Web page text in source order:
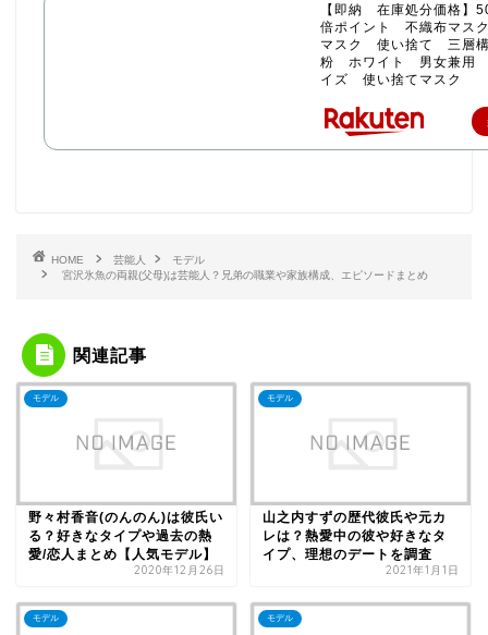
【即納 在庫処分価格
倍ポイント 不織布マ
マスク 使い捨て 三層
粉 ホワイト 男女兼用
イズ 使い捨てマスク
HOME 芸能人
モデル
宮沢氷魚の両親(父母)は芸能人？兄弟の職業や家族構成、エピソードまとめ
関連記事
モデル
野々村香音(のんのん)は彼氏い
る？好きなタイプや過去の熱
愛/恋人まとめ【人気モデル】
2020年12月26日
モデル
山之内すずの歴代彼氏や元カ
レは？熱愛中の彼や好きなタ
イプ、理想のデートを調査
2021年1月1日
モデル モデル